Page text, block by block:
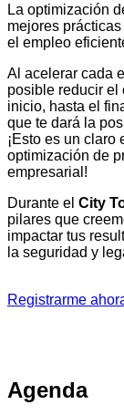
La optimización
mejores
el empleo
Al acelerar cada
posible reducir el
inicio, hasta el
que te dará la
¡Esto es un
optimización de
empresarial!
Durante el City
pilares que
impactar tus
la seguridad y
Registrarme
Agenda